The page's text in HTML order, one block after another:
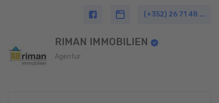
(+352) 26 71 48 ...
RIMAN IMMOBILIEN
Agentur